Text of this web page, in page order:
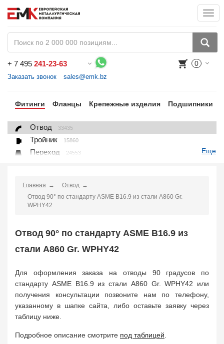
+ 7 495 241-23-63
Заказать звонок sales@emk.bz
0
Фитинги Фланцы Крепежные изделия Подшипники
Отвод 33435
Тройник 15860
Переход 24553
Крестовина 361
Переходник понижающий
Заглушка, крышка 1708
Пробка 72
Бобышка
Седло
Втулка для фланца
Еще
Главная
Отвод
Отвод 90° по стандарту ASME B16.9 из стали A860 Gr.
WPHY42
Отвод 90° по стандарту ASME B16.9 из
стали A860 Gr. WPHY42
Для оформления заказа на отводы 90 градусов по
стандарту ASME B16.9 из стали A860 Gr. WPHY42 или
получения консультации позвоните нам по телефону,
указанному в шапке сайта, либо оставьте заявку через
таблицу ниже.
Подробное описание смотрите под таблицей